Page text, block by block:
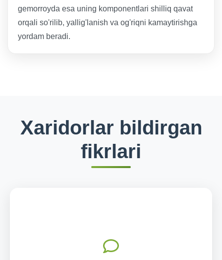
gemorroyda esa uning komponentlari shilliq qavat
orqali so'rilib, yallig'lanish va og'riqni kamaytirishga
yordam beradi.
Xaridorlar bildirgan
fikrlari